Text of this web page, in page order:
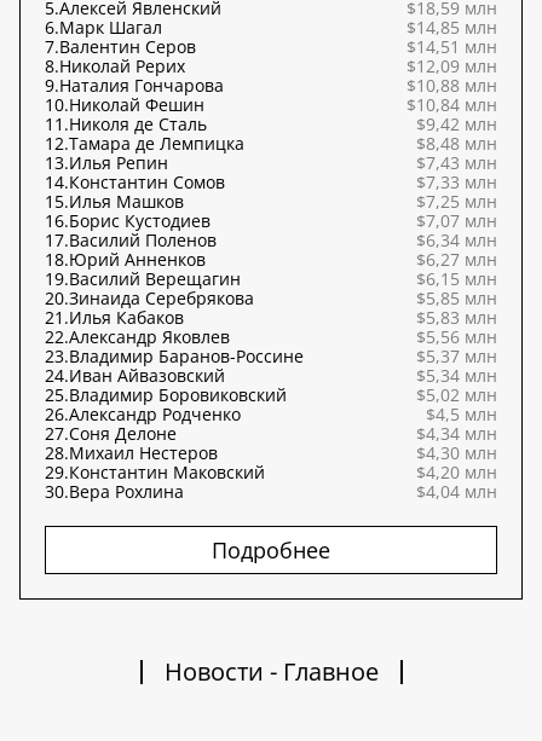
5.Алексей Явленский
$18,59 млн
6.Марк Шагал
$14,85 млн
7.Валентин Серов
$14,51 млн
8.Николай Рерих
$12,09 млн
9.Наталия Гончарова
$10,88 млн
10.Николай Фешин
$10,84 млн
11.Николя де Сталь
$9,42 млн
12.Тамара де Лемпицка
$8,48 млн
13.Илья Репин
$7,43 млн
14.Константин Сомов
$7,33 млн
15.Илья Машков
$7,25 млн
16.Борис Кустодиев
$7,07 млн
17.Василий Поленов
$6,34 млн
18.Юрий Анненков
$6,27 млн
19.Василий Верещагин
$6,15 млн
20.Зинаида Серебрякова
$5,85 млн
21.Илья Кабаков
$5,83 млн
22.Александр Яковлев
$5,56 млн
23.Владимир Баранов-Россине
$5,37 млн
24.Иван Айвазовский
$5,34 млн
25.Владимир Боровиковский
$5,02 млн
26.Александр Родченко
$4,5 млн
27.Соня Делоне
$4,34 млн
28.Михаил Нестеров
$4,30 млн
29.Константин Маковский
$4,20 млн
30.Вера Рохлина $4,04 млн
Подробнее
Новости - Главное